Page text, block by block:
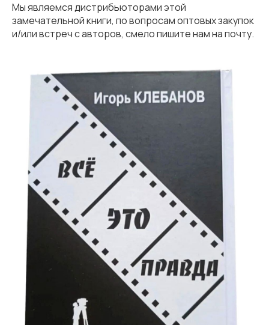
Мы являемся дистрибьюторами этой
замечательной книги, по вопросам оптовых закупок
и/или встреч с авторов, смело пишите нам на почту.